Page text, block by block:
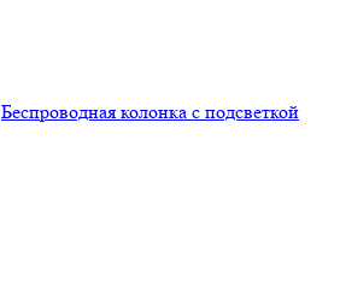
Беспроводная колонка с подсветкой